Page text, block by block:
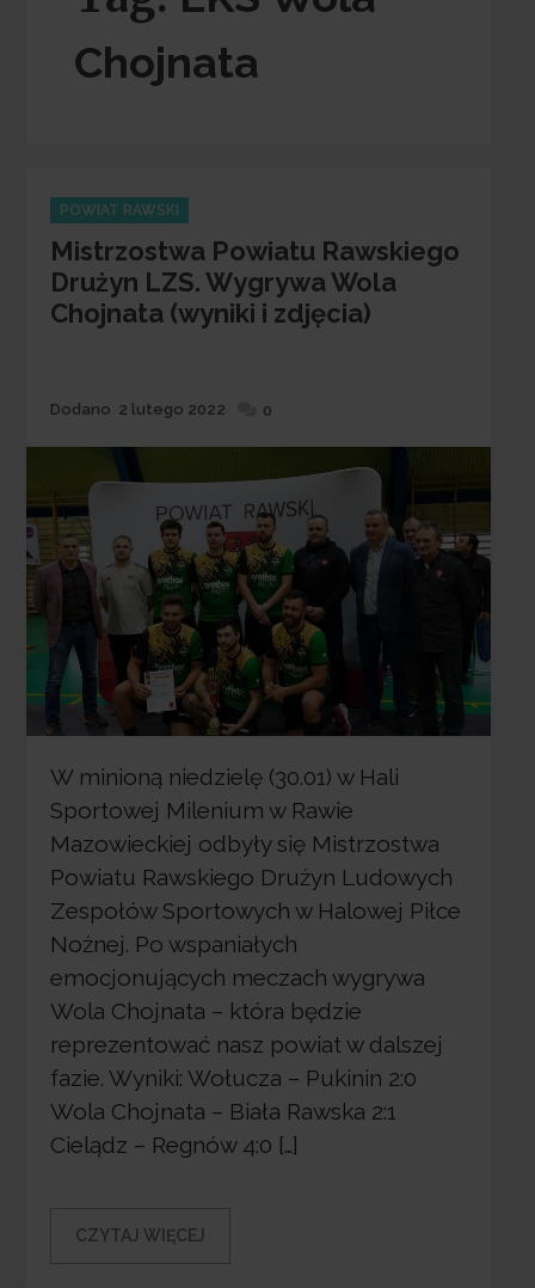
Chojnata
Categories
POWIAT RAWSKI
Mistrzostwa Powiatu Rawskiego
Drużyn LZS. Wygrywa Wola
Chojnata (wyniki i zdjęcia)
Dodane
Dodano 2 lutego 2022 0
W minioną niedzielę (30.01) w Hali
Sportowej Milenium w Rawie
Mazowieckiej odbyły się Mistrzostwa
Powiatu Rawskiego Drużyn Ludowych
Zespołów Sportowych w Halowej Piłce
Nożnej. Po wspaniałych
emocjonujących meczach wygrywa
Wola Chojnata – która będzie
reprezentować nasz powiat w dalszej
fazie. Wyniki: Wołucza – Pukinin 2:0
Wola Chojnata – Biała Rawska 2:1
Cielądz – Regnów 4:0 […]
CZYTAJ WIĘCEJ